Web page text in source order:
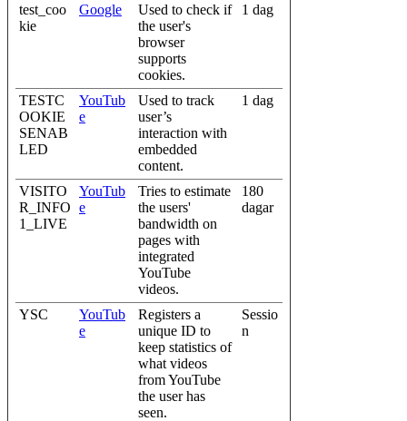
test_coo
kie
Google
Used to check if
the user's
browser
supports
cookies.
1 dag
TESTC
OOKIE
SENAB
LED
YouTub
e
Used to track
user’s
interaction with
embedded
content.
1 dag
VISITO
R_INFO
1_LIVE
YouTub
e
Tries to estimate
the users'
bandwidth on
pages with
integrated
YouTube
videos.
180
dagar
YSC
YouTub
e
Registers a
unique ID to
keep statistics of
what videos
from YouTube
the user has
seen.
Sessio
n